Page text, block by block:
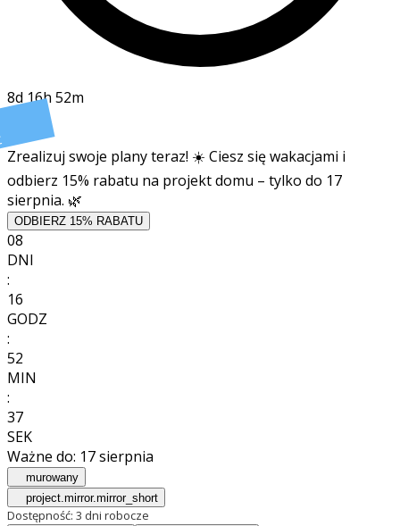
8d 16h 52m
Zrealizuj swoje plany teraz! ☀️ Ciesz się wakacjami i
odbierz 15% rabatu na projekt domu – tylko do 17
sierpnia. 🌿
ODBIERZ 15% RABATU
08
DNI
:
16
GODZ
:
52
MIN
:
35
SEK
Ważne do: 17 sierpnia
murowany
project.mirror.mirror_short
Dostępność: 3 dni robocze